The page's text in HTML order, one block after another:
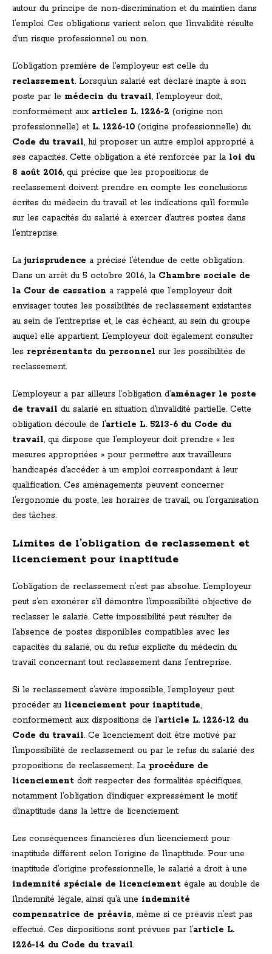
autour du principe de non-discrimination et du maintien dans
l’emploi. Ces obligations varient selon que l’invalidité résulte
d’un risque professionnel ou non.
L’obligation première de l’employeur est celle du
reclassement. Lorsqu’un salarié est déclaré inapte à son
poste par le médecin du travail, l’employeur doit,
conformément aux articles L. 1226-2 (origine non
professionnelle) et L. 1226-10 (origine professionnelle) du
Code du travail, lui proposer un autre emploi approprié à
ses capacités. Cette obligation a été renforcée par la loi du
8 août 2016, qui précise que les propositions de
reclassement doivent prendre en compte les conclusions
écrites du médecin du travail et les indications qu’il formule
sur les capacités du salarié à exercer d’autres postes dans
l’entreprise.
Lajurisprudence a précisé l’étendue de cette obligation.
Dans un arrêt du 5 octobre 2016, la Chambre sociale de
la Cour de cassation a rappelé que l’employeur doit
envisager toutes les possibilités de reclassement existantes
au sein de l’entreprise et, le cas échéant, au sein du groupe
auquel elle appartient. L’employeur doit également consulter
les représentants du personnel sur les possibilités de
reclassement.
L’employeur a par ailleurs l’obligation d’aménager le poste
de travail du salarié en situation d’invalidité partielle. Cette
obligation découle de l’article L. 5213-6 du Code du
travail, qui dispose que l’employeur doit prendre « les
mesures appropriées » pour permettre aux travailleurs
handicapés d’accéder à un emploi correspondant à leur
qualification. Ces aménagements peuvent concerner
l’ergonomie du poste, les horaires de travail, ou l’organisation
des tâches.
Limites de l’obligation de reclassement et
licenciement pour inaptitude
L’obligation de reclassement n’est pas absolue. L’employeur
peut s’en exonérer s’il démontre l’impossibilité objective de
reclasser le salarié. Cette impossibilité peut résulter de
l’absence de postes disponibles compatibles avec les
capacités du salarié, ou du refus explicite du médecin du
travail concernant tout reclassement dans l’entreprise.
Si le reclassement s’avère impossible, l’employeur peut
procéder au licenciement pour inaptitude,
conformément aux dispositions de l’article L. 1226-12 du
Code du travail. Ce licenciement doit être motivé par
l’impossibilité de reclassement ou par le refus du salarié des
propositions de reclassement. La procédure de
licenciement doit respecter des formalités spécifiques,
notamment l’obligation d’indiquer expressément le motif
d’inaptitude dans la lettre de licenciement.
Les conséquences financières d’un licenciement pour
inaptitude diffèrent selon l’origine de l’inaptitude. Pour une
inaptitude d’origine professionnelle, le salarié a droit à une
indemnité spéciale de licenciement égale au double de
l’indemnité légale, ainsi qu’à une indemnité
compensatrice de préavis, même si ce préavis n’est pas
effectué. Ces dispositions sont prévues par l’article L.
1226-14 du Code du travail.